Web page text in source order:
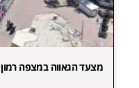
מצעד הגאווה במצפה